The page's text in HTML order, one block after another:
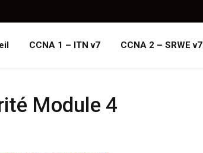
CCNA 1 – ITN v7 CCNA 2 – SRWE v7
Module 4